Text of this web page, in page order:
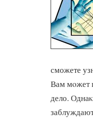
сможете
Вам мοжет
дело.